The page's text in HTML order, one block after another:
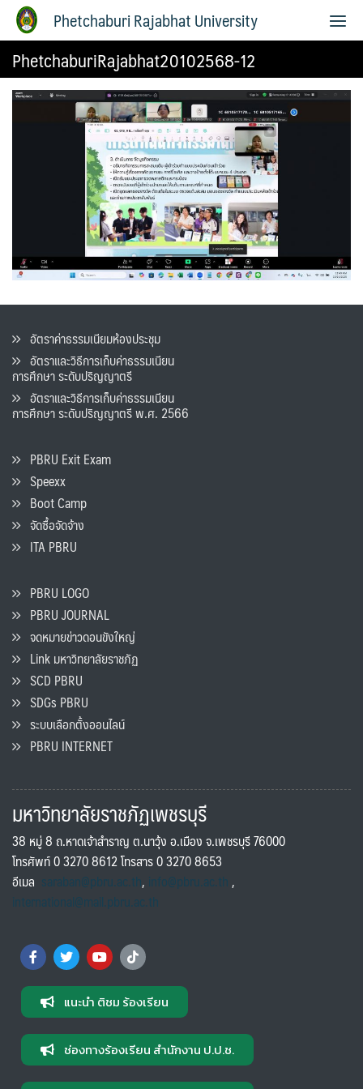
Phetchaburi Rajabhat University
PhetchaburiRajabhat20102568-12
อัตราค่าธรรมเนียมห้องประชุม
อัตราและวิธีการเก็บค่าธรรมเนียน
การศึกษา ระดับปริญญาตรี
อัตราและวิธีการเก็บค่าธรรมเนียน
การศึกษา ระดับปริญญาตรี พ.ศ. 2566
PBRU Exit Exam
Speexx
Boot Camp
จัดซื้อจัดจ้าง
ITA PBRU
PBRU LOGO
PBRU JOURNAL
จดหมายข่าวดอนขังใหญ่
Link มหาวิทยาลัยราชภัฏ
SCD PBRU
SDGs PBRU
ระบบเลือกตั้งออนไลน์
PBRU INTERNET
มหาวิทยาลัยราชภัฏเพชรบุรี
38 หมู่ 8 ถ.หาดเจ้าสำราญ ต.นาวุ้ง อ.เมือง จ.เพชรบุรี 76000
โทรศัพท์ 0 3270 8612 โทรสาร 0 3270 8653
อีเมล saraban@pbru.ac.th, info@pbru.ac.th,
international@mail.pbru.ac.th
แนะนำ ติชม ร้องเรียน
ช่องทางร้องเรียน สำนักงาน ป.ป.ช.